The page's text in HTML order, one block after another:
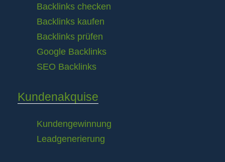
Backlinks checken
Backlinks kaufen
Backlinks prüfen
Google Backlinks
SEO Backlinks
Kundenakquise
Kundengewinnung
Leadgenerierung